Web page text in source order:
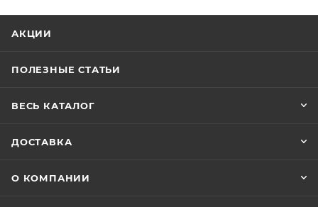
АКЦИИ
ПОЛЕЗНЫЕ СТАТЬИ
ВЕСЬ КАТАЛОГ
ДОСТАВКА
О КОМПАНИИ